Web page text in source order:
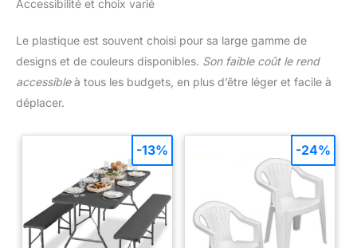
Accessibilité et choix varié
Le plastique est souvent choisi pour sa large gamme de
designs et de couleurs disponibles. Son faible coût le rend
accessibleà tous les budgets, en plus d’être léger et facile à
déplacer.
-13% -24%